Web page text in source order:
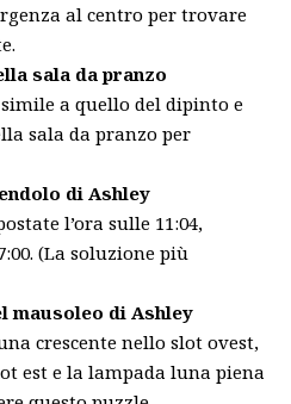
al centro per trovare
sala da pranzo
a quello del dipinto e
sala da pranzo per
di Ashley
l’ora sulle 11:04,
(La soluzione più
mausoleo di Ashley
crescente nello slot ovest,
est e la lampada luna piena